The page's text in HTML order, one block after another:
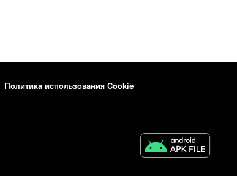
Политика использования Cookie